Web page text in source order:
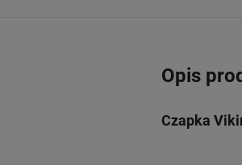
Opis
Czapka